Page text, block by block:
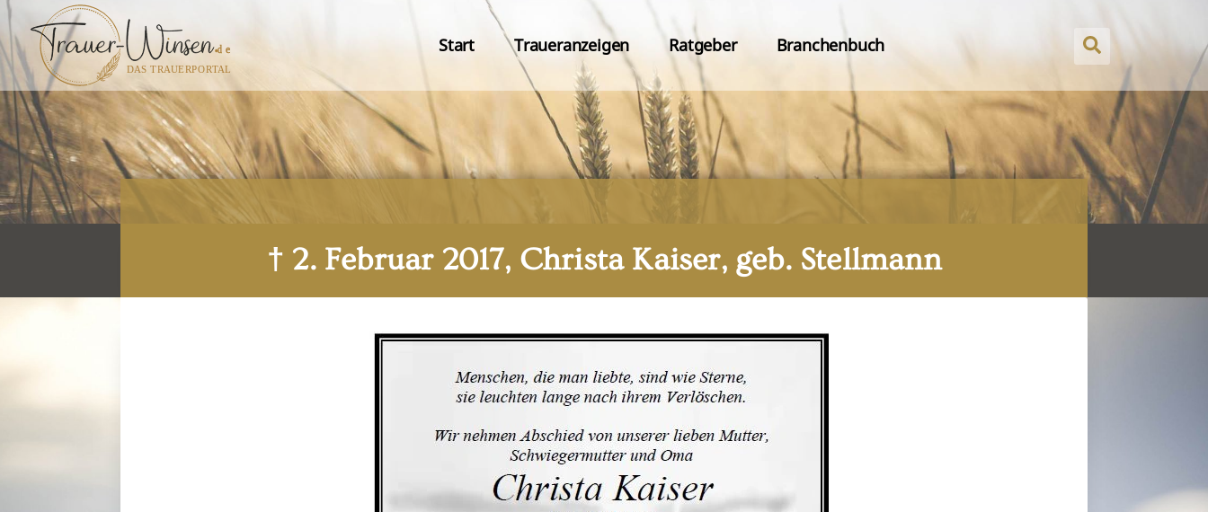
Start Traueranzeigen Ratgeber Branchenbuch
† 2. Februar 2017, Christa Kaiser, geb. Stellmann